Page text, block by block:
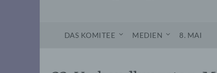
DAS KOMITEE MEDIEN 8. MAI